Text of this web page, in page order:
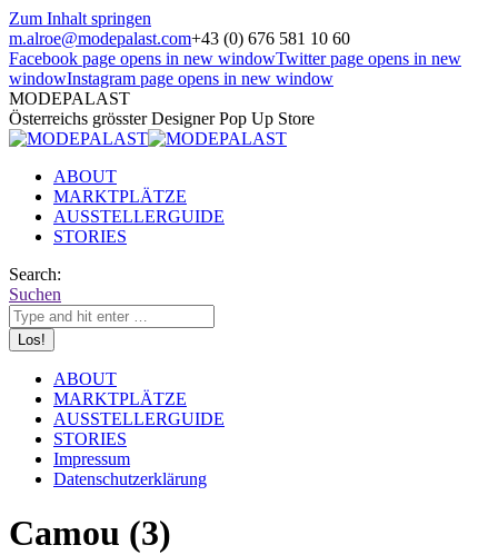
Zum Inhalt springen
m.alroe@modepalast.com+43 (0) 676 581 10 60
Facebook page opens in new windowTwitter page opens in new
windowInstagram page opens in new window
MODEPALAST
Österreichs grösster Designer Pop Up Store
ABOUT
MARKTPLÄTZE
AUSSTELLERGUIDE
STORIES
Search:
Suchen
ABOUT
MARKTPLÄTZE
AUSSTELLERGUIDE
STORIES
Impressum
Datenschutzerklärung
Camou (3)